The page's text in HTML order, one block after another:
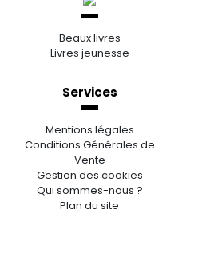
Beaux livres
Livres jeunesse
Services
Mentions légales
Conditions Générales de
Vente
Gestion des cookies
Qui sommes-nous ?
Plan du site